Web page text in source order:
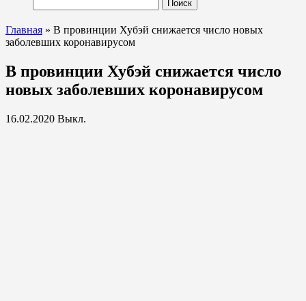
Главная » В провинции Хубэй снижается число новых
заболевших коронавирусом
В провинции Хубэй снижается число
новых заболевших коронавирусом
16.02.2020 Выкл.